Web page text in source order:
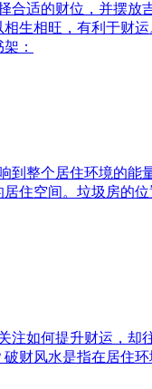
适的财位，并摆放
生相旺，有利于财
：
到整个居住环境的能
住空间。垃圾房的
注如何提升财运，却
财风水是指在居住